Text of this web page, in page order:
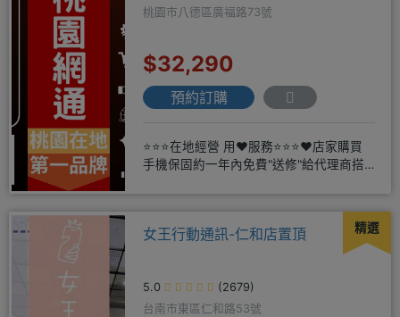
桃園市八德區廣福路73號
$32,290
預約訂購
⭐⭐⭐在地經營 用❤️服務⭐⭐⭐❤️店家購買
手機保固約一年內免費"送修"給代理商搭
精選
女王行動通訊-仁和店置頂
5.0
(2679)
台南市東區仁和路53號